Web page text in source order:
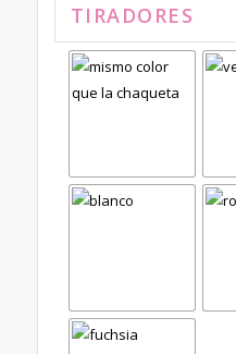
TIRADORES